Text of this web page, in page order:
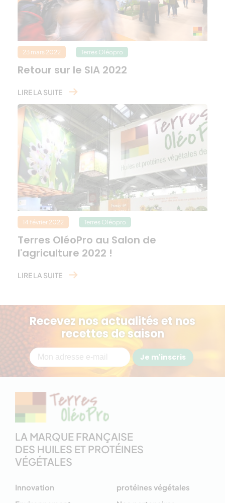
23 mars 2022 Terres Oléopro
Retour sur le SIA 2022
LIRE LA SUITE
14 février 2022 Terres Oléopro
Terres OléoPro au Salon de
l'agriculture 2022 !
LIRE LA SUITE
Recevez nos actualités et nos
recettes de saison
Je m'inscris
LA MARQUE FRANÇAISE
DES HUILES ET PROTÉINES
VÉGÉTALES
Innovation
protéines végétales